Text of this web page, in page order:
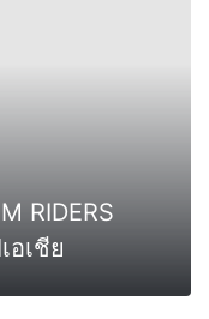
RIDERS
อเชีย